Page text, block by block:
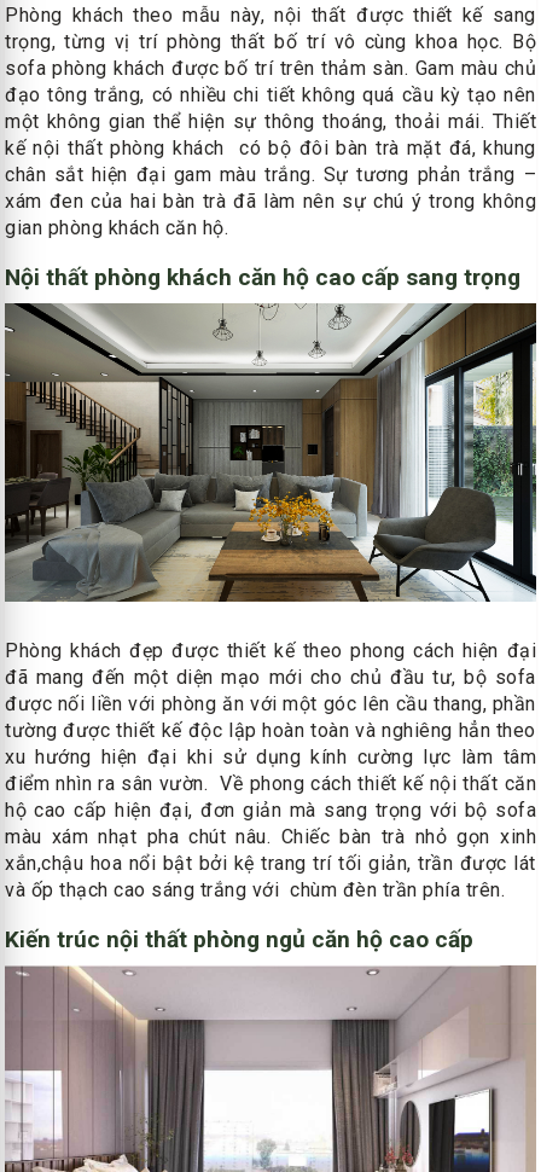
Phòng khách theo mẫu này, nội thất được thiết kế sang
trọng, từng vị trí phòng thất bố trí vô cùng khoa học. Bộ
sofa phòng khách được bố trí trên thảm sàn. Gam màu chủ
đạo tông trắng, có nhiều chi tiết không quá cầu kỳ tạo nên
một không gian thể hiện sự thông thoáng, thoải mái. Thiết
kế nội thất phòng khách có bộ đôi bàn trà mặt đá, khung
chân sắt hiện đại gam màu trắng. Sự tương phản trắng –
xám đen của hai bàn trà đã làm nên sự chú ý trong không
gian phòng khách căn hộ.
Nội thất phòng khách căn hộ cao cấp sang trọng
Phòng khách đẹp được thiết kế theo phong cách hiện đại
đã mang đến một diện mạo mới cho chủ đầu tư, bộ sofa
được nối liền với phòng ăn với một góc lên cầu thang, phần
tường được thiết kế độc lập hoàn toàn và nghiêng hẳn theo
xu hướng hiện đại khi sử dụng kính cường lực làm tâm
điểm nhìn ra sân vườn. Về phong cách thiết kế nội thất căn
hộ cao cấp hiện đại, đơn giản mà sang trọng với bộ sofa
màu xám nhạt pha chút nâu. Chiếc bàn trà nhỏ gọn xinh
xắn,chậu hoa nổi bật bởi kệ trang trí tối giản, trần được lát
và ốp thạch cao sáng trắng với chùm đèn trần phía trên.
Kiến trúc nội thất phòng ngủ căn hộ cao cấp